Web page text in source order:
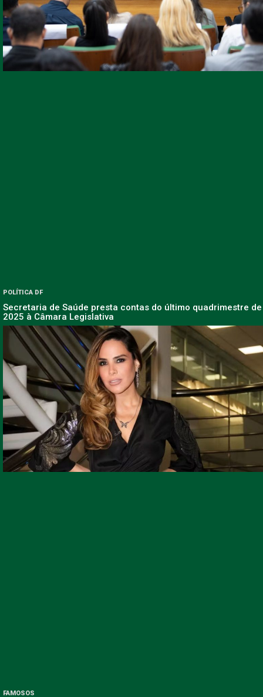
POLÍTICA DF
Secretaria de Saúde presta contas do último quadrimestre de
2025 à Câmara Legislativa
FAMOSOS